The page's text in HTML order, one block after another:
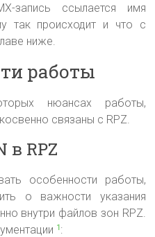
запись ссылается имя
так происходит и что с
ниже.
работы
нюансах работы,
связаны с RPZ.
в RPZ
особенности работы,
о важности указания
внутри файлов зон RPZ.
1 :